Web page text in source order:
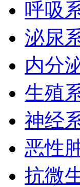
呼吸
泌尿
内分
生殖
神经
恶性
抗微